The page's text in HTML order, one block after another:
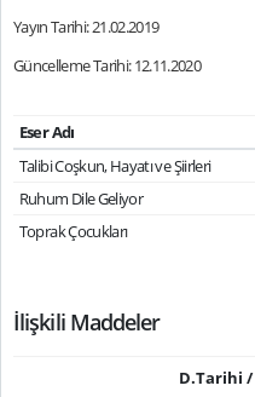
Yayın Tarihi: 21.02.2019
Güncelleme Tarihi: 12.11.2020
Eser Adı
Talibi Coşkun, Hayatı ve Şiirleri
Ruhum Dile Geliyor
Toprak Çocukları
İlişkili Maddeler
D.Tarihi /